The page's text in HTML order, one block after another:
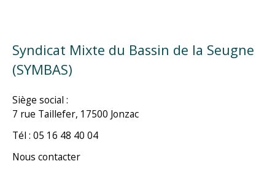
Syndicat Mixte du Bassin de la Seugne
(SYMBAS)
Siège social :
7 rue Taillefer, 17500 Jonzac
Tél : 05 16 48 40 04
Nous contacter